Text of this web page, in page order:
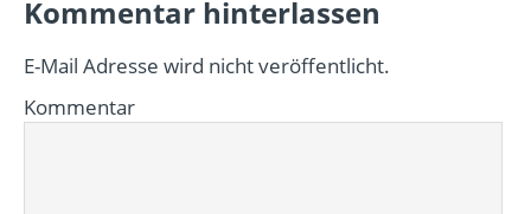
Kommentar hinterlassen
E-Mail Adresse wird nicht veröffentlicht.
Kommentar